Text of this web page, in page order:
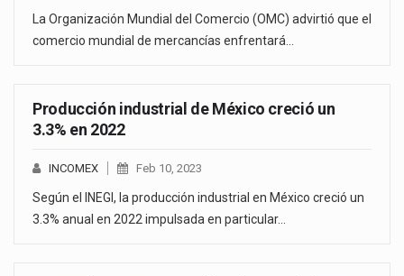
La Organización Mundial del Comercio (OMC) advirtió que el
comercio mundial de mercancías enfrentará…
Producción industrial de México creció un
3.3% en 2022
INCOMEX Feb 10, 2023
Según el INEGI, la producción industrial en México creció un
3.3% anual en 2022 impulsada en particular…